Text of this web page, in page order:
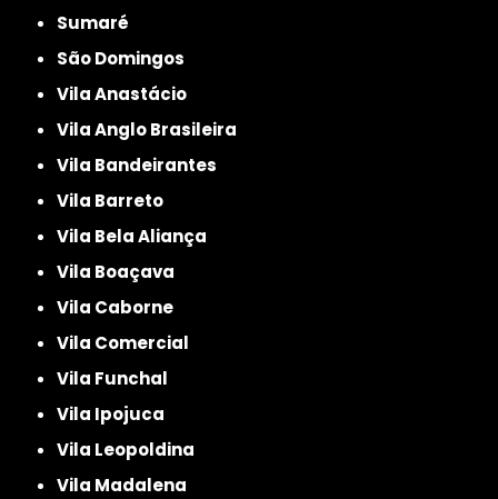
Sumaré
São Domingos
Vila Anastácio
Vila Anglo Brasileira
Vila Bandeirantes
Vila Barreto
Vila Bela Aliança
Vila Boaçava
Vila Caborne
Vila Comercial
Vila Funchal
Vila Ipojuca
Vila Leopoldina
Vila Madalena